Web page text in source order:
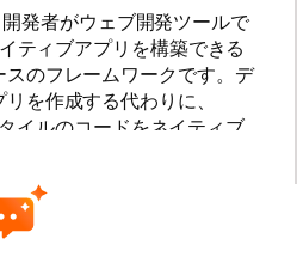
開発者がウェブ開発ツールで
ティブアプリを構築できる
のフレームワークです。デ
を作成する代わりに、
イルのコードをネイティブ
ニティの手でテレビ、ウェ
コンピューターでも使える